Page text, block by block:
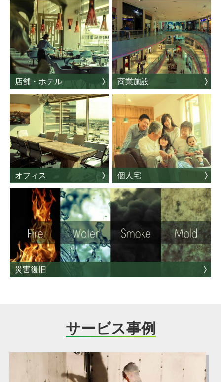
店舗・ホテル 商業施設
オフィス 個人宅
災害復旧
サービス事例